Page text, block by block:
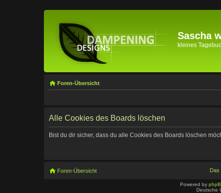
Sascha
kleines
Foren-Übersicht
Alle Cookies des Boards löschen
Bist du dir sicher, dass du alle Cookies des Boards löschen
Foren-Übersicht Das
Powered by
Deutsche